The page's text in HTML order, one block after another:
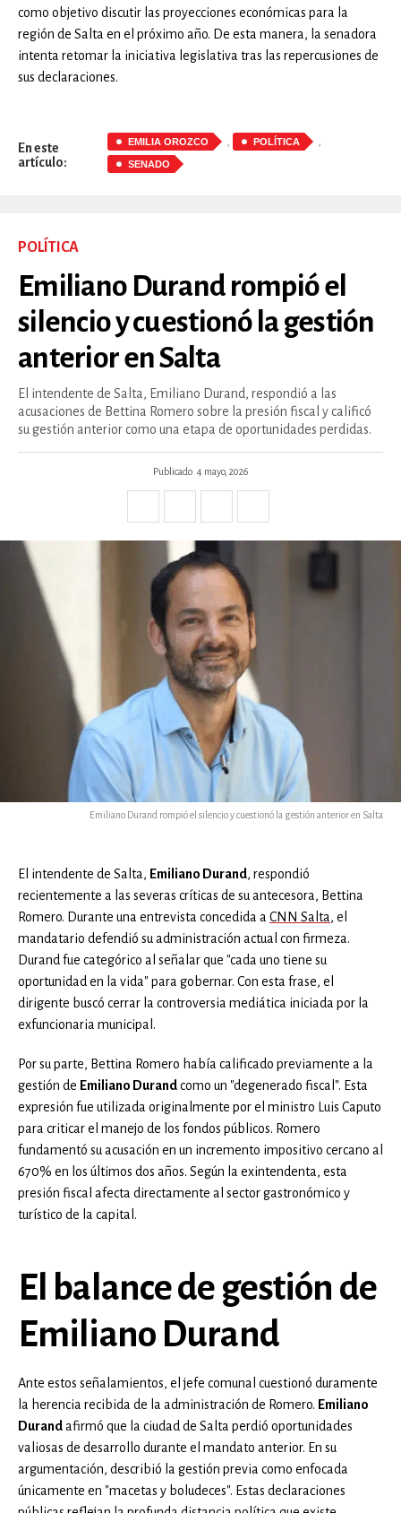
como objetivo discutir las proyecciones económicas para la
región de Salta en el próximo año. De esta manera, la senadora
intenta retomar la iniciativa legislativa tras las repercusiones de
sus declaraciones.
En este
artículo:
EMILIA OROZCO , POLÍTICA ,
SENADO
POLÍTICA
Emiliano Durand rompió el
silencio y cuestionó la gestión
anterior en Salta
El intendente de Salta, Emiliano Durand, respondió a las
acusaciones de Bettina Romero sobre la presión fiscal y calificó
su gestión anterior como una etapa de oportunidades perdidas.
Publicado 4 mayo, 2026
Emiliano Durand rompió el silencio y cuestionó la gestión anterior en Salta
El intendente de Salta, Emiliano Durand, respondió
recientemente a las severas críticas de su antecesora, Bettina
Romero. Durante una entrevista concedida a CNN Salta, el
mandatario defendió su administración actual con firmeza.
Durand fue categórico al señalar que "cada uno tiene su
oportunidad en la vida" para gobernar. Con esta frase, el
dirigente buscó cerrar la controversia mediática iniciada por la
exfuncionaria municipal.
Por su parte, Bettina Romero había calificado previamente a la
gestión de Emiliano Durandcomo un "degenerado fiscal". Esta
expresión fue utilizada originalmente por el ministro Luis Caputo
para criticar el manejo de los fondos públicos. Romero
fundamentó su acusación en un incremento impositivo cercano al
670% en los últimos dos años. Según la exintendenta, esta
presión fiscal afecta directamente al sector gastronómico y
turístico de la capital.
El balance de gestión de
Emiliano Durand
Ante estos señalamientos, el jefe comunal cuestionó duramente
la herencia recibida de la administración de Romero. Emiliano
Durandafirmó que la ciudad de Salta perdió oportunidades
valiosas de desarrollo durante el mandato anterior. En su
argumentación, describió la gestión previa como enfocada
únicamente en "macetas y boludeces". Estas declaraciones